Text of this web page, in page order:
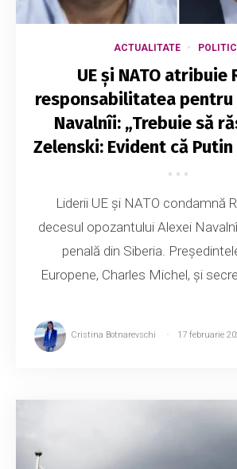
ACTUALITATE
UE și NATO atribuie
responsabilitatea pentru
Navalnîi: „Trebuie să
Zelenski: Evident că
Liderii UE și NATO condamnă
decesul opozantului Alexei
penală din Siberia.
Europene, Charles Michel, și
Cristina Botnarevschi 17 februarie